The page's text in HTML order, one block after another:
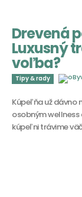
Drevená
Luxusný
voľba?
Tipy & rady
Kúpeľňa už dávno
osobným wellness
kúpeľni trávime